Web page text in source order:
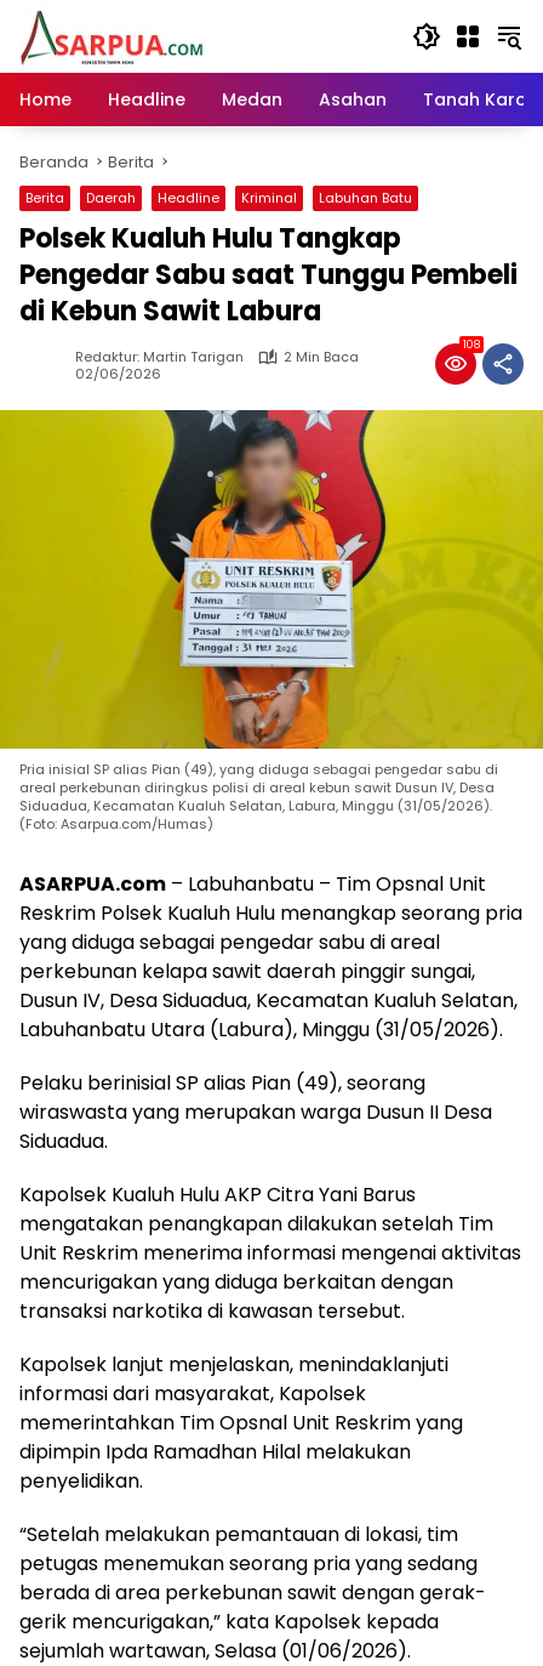
Langsung
konten
Home
Headline Medan Asahan Tanah Karo
Beranda Berita
Berita Daerah Headline Kriminal Labuhan Batu
Polsek Kualuh Hulu Tangkap
Pengedar Sabu saat Tunggu Pembeli
di Kebun Sawit Labura
Redaktur: Martin Tarigan
2 Min Baca
02/06/2026
108
Pria inisial SP alias Pian (49), yang diduga sebagai pengedar sabu di
areal perkebunan diringkus polisi di areal kebun sawit Dusun IV, Desa
Siduadua, Kecamatan Kualuh Selatan, Labura, Minggu (31/05/2026).
(Foto: Asarpua.com/Humas)
ASARPUA.com – Labuhanbatu – Tim Opsnal Unit
Reskrim Polsek Kualuh Hulu menangkap seorang pria
yang diduga sebagai pengedar sabu di areal
perkebunan kelapa sawit daerah pinggir sungai,
Dusun IV, Desa Siduadua, Kecamatan Kualuh Selatan,
Labuhanbatu Utara (Labura), Minggu (31/05/2026).
Pelaku berinisial SP alias Pian (49), seorang
wiraswasta yang merupakan warga Dusun II Desa
Siduadua.
Kapolsek Kualuh Hulu AKP Citra Yani Barus
mengatakan penangkapan dilakukan setelah Tim
Unit Reskrim menerima informasi mengenai aktivitas
mencurigakan yang diduga berkaitan dengan
transaksi narkotika di kawasan tersebut.
Kapolsek lanjut menjelaskan, menindaklanjuti
informasi dari masyarakat, Kapolsek
memerintahkan Tim Opsnal Unit Reskrim yang
dipimpin Ipda Ramadhan Hilal melakukan
penyelidikan.
“Setelah melakukan pemantauan di lokasi, tim
petugas menemukan seorang pria yang sedang
berada di area perkebunan sawit dengan gerak-
gerik mencurigakan,” kata Kapolsek kepada
sejumlah wartawan, Selasa (01/06/2026).